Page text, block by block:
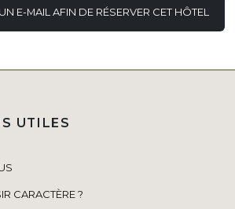
E-MAIL AFIN DE RÉSERVER CET HÔTEL
UTILES
CARACTÈRE ?